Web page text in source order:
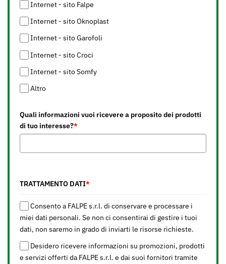
Internet - sito Falpe
Internet - sito Oknoplast
Internet - sito Garofoli
Internet - sito Croci
Internet - sito Somfy
Altro
Quali informazioni vuoi ricevere a proposito dei prodotti
di tuo interesse?*
TRATTAMENTO DATI*
Consento a FALPE s.r.l. di conservare e processare i
miei dati personali. Se non ci consentirai di gestire i tuoi
dati, non saremo in grado di inviarti le risorse richieste.
Desidero ricevere informazioni su promozioni, prodotti
e servizi offerti da FALPE s.r.l. e dai suoi fornitori tramite